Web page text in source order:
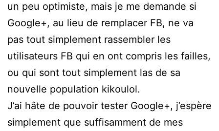
un peu optimiste, mais je me demande si
Google+, au lieu de remplacer FB, ne va
pas tout simplement rassembler les
utilisateurs FB qui en ont compris les failles,
ou qui sont tout simplement las de sa
nouvelle population kikoulol.
J’ai hâte de pouvoir tester Google+, j’espère
simplement que suffisamment de mes